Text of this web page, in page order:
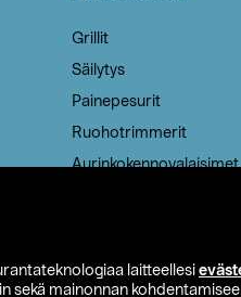
laitteellesi
sekä mainonnan
Grillit
Säilytys
Painepesurit
Ruohotrimmerit
Aurinkokennovalaisimet